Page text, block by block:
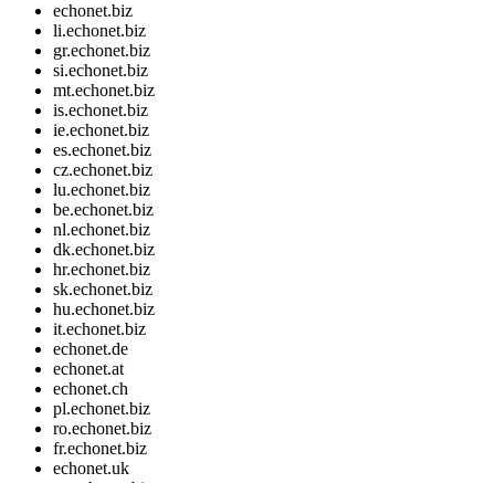
echonet.biz
li.echonet.biz
gr.echonet.biz
si.echonet.biz
mt.echonet.biz
is.echonet.biz
ie.echonet.biz
es.echonet.biz
cz.echonet.biz
lu.echonet.biz
be.echonet.biz
nl.echonet.biz
dk.echonet.biz
hr.echonet.biz
sk.echonet.biz
hu.echonet.biz
it.echonet.biz
echonet.de
echonet.at
echonet.ch
pl.echonet.biz
ro.echonet.biz
fr.echonet.biz
echonet.uk